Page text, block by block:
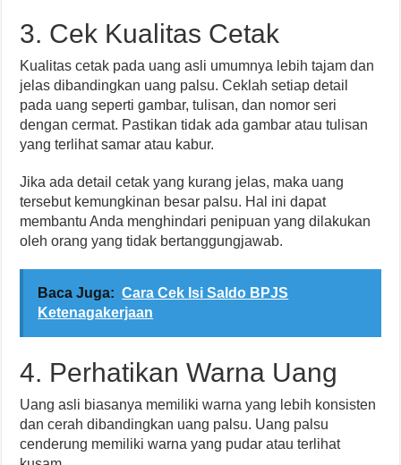
3. Cek Kualitas Cetak
Kualitas cetak pada uang asli umumnya lebih tajam dan
jelas dibandingkan uang palsu. Ceklah setiap detail
pada uang seperti gambar, tulisan, dan nomor seri
dengan cermat. Pastikan tidak ada gambar atau tulisan
yang terlihat samar atau kabur.
Jika ada detail cetak yang kurang jelas, maka uang
tersebut kemungkinan besar palsu. Hal ini dapat
membantu Anda menghindari penipuan yang dilakukan
oleh orang yang tidak bertanggungjawab.
Baca Juga: Cara Cek Isi Saldo BPJS
Ketenagakerjaan
4. Perhatikan Warna Uang
Uang asli biasanya memiliki warna yang lebih konsisten
dan cerah dibandingkan uang palsu. Uang palsu
cenderung memiliki warna yang pudar atau terlihat